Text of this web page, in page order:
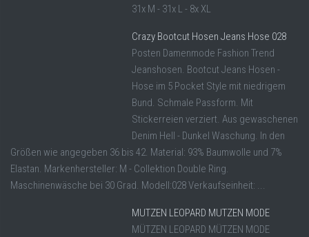
31x M - 31x L - 8x XL
Crazy Bootcut Hosen Jeans Hose 028
Posten Damenmode Fashion Trend
Jeanshosen. Bootcut Jeans Hosen -
Hose im 5 Pocket Style mit niedrigem
Bund. Schmale Passform. Mit
Stickerreien verziert. Aus gewaschenen
Denim Hell - Dunkel Waschung. In den
Größen wie angegeben 36 bis 42. Material: 93% Baumwolle und 7%
Elastan. Markenhersteller: M - Collektion Double Ring.
Maschinenwäsche bei 30 Grad. Modell:028 Verkaufseinheit: ...
MUTZEN LEOPARD MUTZEN MODE
MÜTZEN LEOPARD MÜTZEN MODE